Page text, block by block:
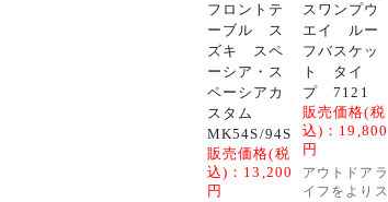
フロントテ
ーブル ス
ズキ スペ
ーシア・ス
ペーシアカ
スタム
MK54S/94S
販売価格(税
込)： 13,200
円
スワンプウ
エイ ルー
フバスケッ
ト タイ
プ 7121
販売価格(税
込)： 19,800
円
アウトドアラ
イフをよりス